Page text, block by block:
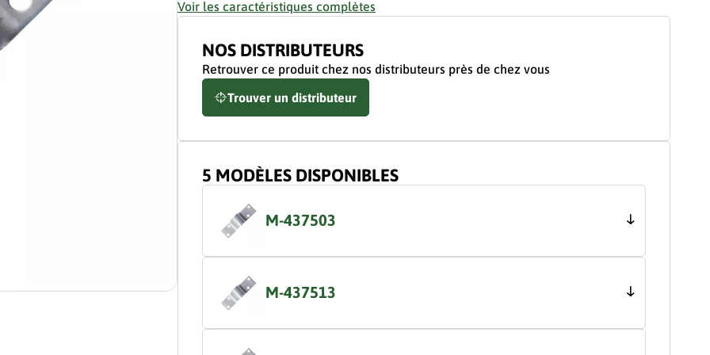
Voir les caractéristiques complètes
NOS DISTRIBUTEURS
Retrouver ce produit chez nos distributeurs près de chez vous
Trouver un distributeur
5 MODÈLES DISPONIBLES
M-437503
M-437513